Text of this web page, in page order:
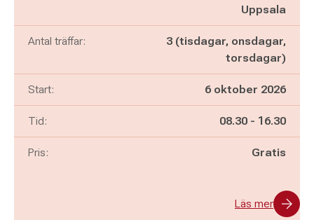
Uppsala
Antal träffar:
3 (tisdagar, onsdagar,
torsdagar)
Start: 6 oktober 2026
Tid: Pågår mellan
08.30 - och
16.30
Pris: Gratis
Läs mer